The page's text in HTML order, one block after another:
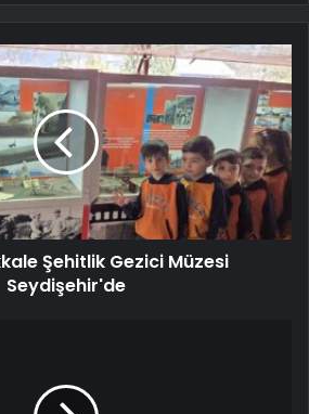
Şehitlik Gezici Müzesi
Seydişehir'de